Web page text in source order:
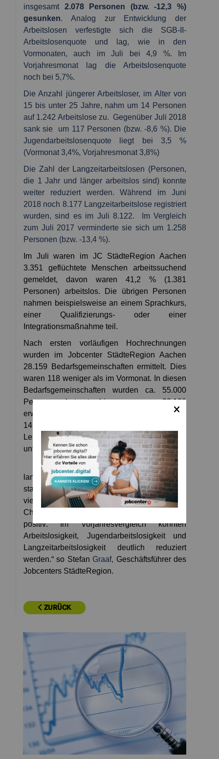
insgesamt 2.078 Personen (bzw. -12,3 %)
gesunken. Analog zur Entwicklung der
Arbeitslosen verfestigte sich die SGB-II-
Arbeitslosenquote und lag, wie in den
Vormonaten, auch im Juli bei 4,9 %. Im
Vorjahresmonat lag die Arbeitslosenquote
noch bei 5,7%.
Die Anzahl jüngerer Arbeitsloser, im Alter von
15 bis unter 25 Jahre, nahm um 14 Personen
auf 1.242 Arbeitslose zu. Gegenüber Juli 2018
sank sie
um 117 Personen (bzw. -8,6 %). Die
Jugendarbeitslosenquote liegt bei 3,5 %
(Vormonat 3,4%, Vorjahresmonat 3,8%)
Die Zahl der Langzeitarbeitslosen (Personen,
die 1 Jahr und länger arbeitslos sind) konnte
weiter reduziert werden. Während im Juni
2018 noch 8.177 Langzeitarbeitslose registriert
wurden, sind es im Juli 8.122.
Im Vergleich
zum Juli 2017 verminderte sie sich um 1.258
Personen (bzw. -13,4 %).
Im Juli waren im JC StädteRegion Aachen
3.351 geflüchtete Menschen arbeitssuchend
gemeldet, davon waren 41,2 % (1.381
Personen) arbeitslos. Die übrigen Personen
nahmen beispielsweise an einem Sprachkurs,
einer Qualifizierungs- oder einer
Integrationsmaßnahme teil.
Nach ersten vorläufigen Hochrechnungen
wurden im Jobcenter StädteRegion Aachen
28.159 Bedarfsgemeinschaften ermittelt. Dies
waren 118 weniger als im Vormonat. In diesen
Bedarfsgemeinschaften wurden ca. 55.000
Personen betreut, hiervon u. a. 38.180
erwerbsfähige Leistungsberechtigte (- 116) und
14.090 nicht erwerbsfähige
Leistungsberechtigte (in der Regel Kinder
unter 15 Jahre) (- 52).
„Es ist erfreulich, dass auch die
langzeitarbeitslosen Menschen von der
stabilen Konjunkturlage und unseren
vielfältigen Hilfestellungen profitieren und die
Chancen wahrnehmen. Der Trend ist weiterhin
positiv: Im Vorjahresvergleich konnten
Arbeitslosigkeit, Jugendarbeitslosigkeit und
Langzeitarbeitslosigkeit deutlich reduziert
werden.“ so Stefan Graaf, Geschäftsführer des
Jobcenters StädteRegion.
ZURÜCK